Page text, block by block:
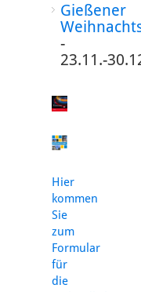
Gießener
-
23.11.-
Hier
kommen
Sie
zum
Formular
für
die